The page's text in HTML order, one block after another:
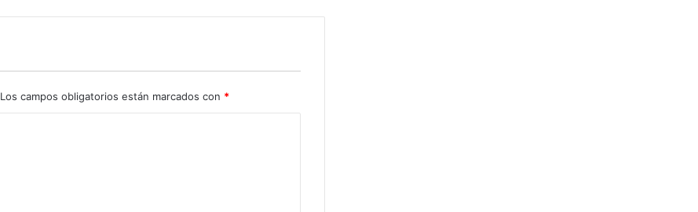
Los campos obligatorios están marcados con *